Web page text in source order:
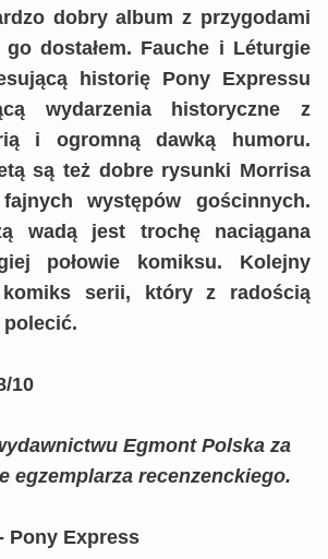
dobry album z przygodami
dostałem. Fauche i Léturgie
historię Pony Expressu
wydarzenia historyczne z
i ogromną dawką humoru.
są też dobre rysunki Morrisa
występów gościnnych.
wadą jest trochę naciągana
połowie komiksu. Kolejny
serii, który z radością
polecić.
10
Egmont Polska za
egzemplarza recenzenckiego.
Pony Express